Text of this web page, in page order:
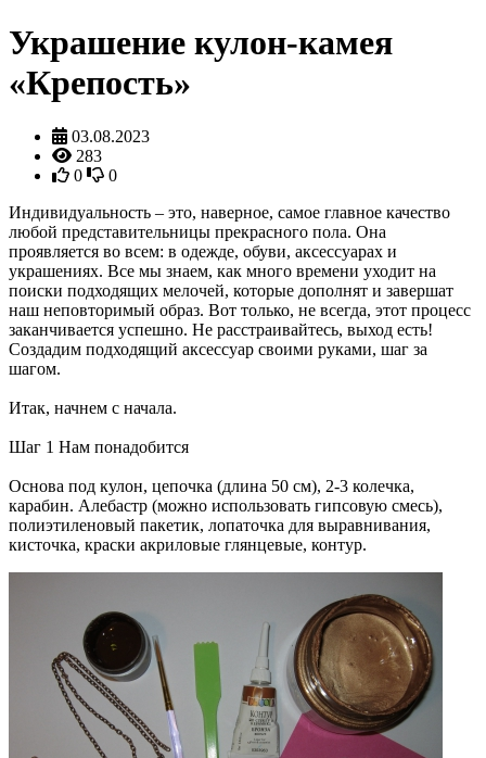
Украшение кулон-камея
«Крепость»
03.08.2023
283
0
0
Индивидуальность – это, наверное, самое главное качество
любой представительницы прекрасного пола. Она
проявляется во всем: в одежде, обуви, аксессуарах и
украшениях. Все мы знаем, как много времени уходит на
поиски подходящих мелочей, которые дополнят и завершат
наш неповторимый образ. Вот только, не всегда, этот процесс
заканчивается успешно. Не расстраивайтесь, выход есть!
Создадим подходящий аксессуар своими руками, шаг за
шагом.
Итак, начнем с начала.
Шаг 1 Нам понадобится
Основа под кулон, цепочка (длина 50 см), 2-3 колечка,
карабин. Алебастр (можно использовать гипсовую смесь),
полиэтиленовый пакетик, лопаточка для выравнивания,
кисточка, краски акриловые глянцевые, контур.